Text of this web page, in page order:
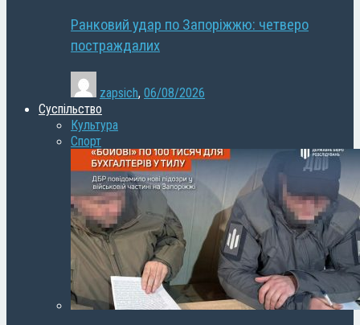
Ранковий удар по Запоріжжю: четверо
постраждалих
zapsich, 06/08/2026
Суспільство
Культура
Спорт